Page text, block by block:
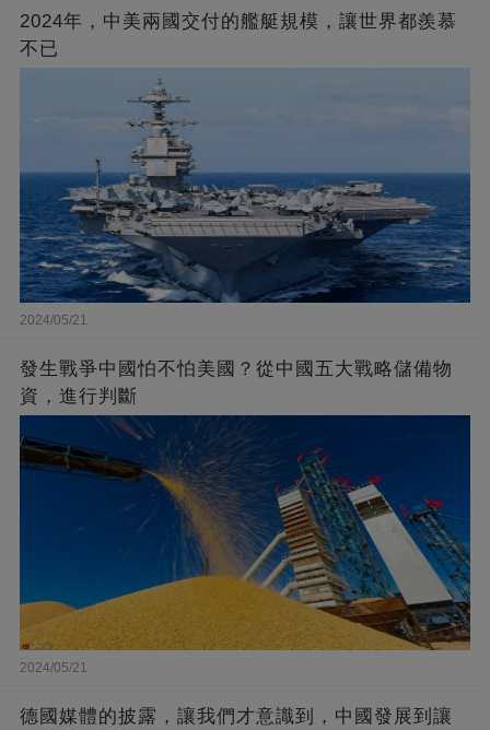
2024年，中美兩國交付的艦艇規模，讓世界都羨慕
不已
2024/05/21
發生戰爭中國怕不怕美國？從中國五大戰略儲備物
資，進行判斷
2024/05/21
德國媒體的披露，讓我們才意識到，中國發展到讓